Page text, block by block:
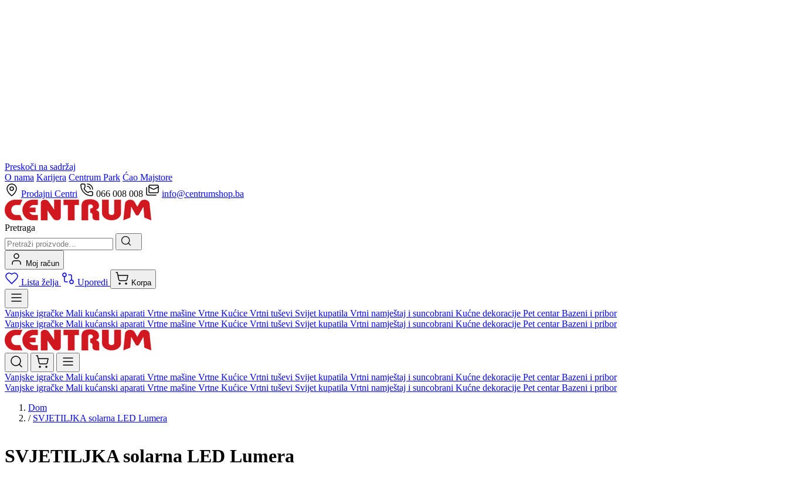
Preskoči na sadržaj
O nama Karijera Centrum Park Ćao Majstore
Prodajni Centri
066 008 008 info@centrumshop.ba
Pretraga
Moj račun
Lista želja Uporedi Korpa
Vanjske igračke Mali kućanski aparati Vrtne mašine Vrtne Kućice Vrtni tuševi Svijet kupatila Vrtni namještaj i suncobrani Kućne dekoracije Pet centarBazeni i pribor
Vanjske igračke Mali kućanski aparati Vrtne mašine Vrtne Kućice Vrtni tuševi Svijet kupatila Vrtni namještaj i suncobrani Kućne dekoracije Pet centarBazeni i pribor
Vanjske igračke Mali kućanski aparati Vrtne mašine Vrtne Kućice Vrtni tuševi Svijet kupatila Vrtni namještaj i suncobrani Kućne dekoracije Pet centarBazeni i pribor
Vanjske igračke Mali kućanski aparati Vrtne mašine Vrtne Kućice Vrtni tuševi Svijet kupatila Vrtni namještaj i suncobrani Kućne dekoracije Pet centarBazeni i pribor
Dom
/ SVJETILJKA solarna LED Lumera
SVJETILJKA solarna LED Lumera